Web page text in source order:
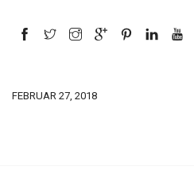
FEBRUAR 27, 2018